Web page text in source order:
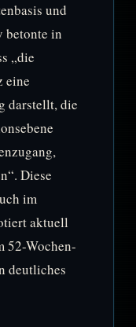
und
betonte in
„die
eine
darstellt, die
Diese
im
aktuell
52-Wochen-
deutliches